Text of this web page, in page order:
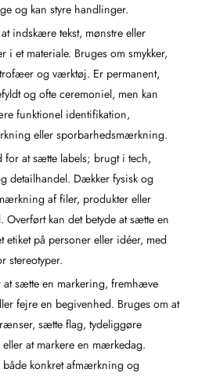
og kan styre handlinger.
at indskære tekst, mønstre eller
i et materiale. Bruges om smykker,
og værktøj. Er permanent,
og ofte ceremoniel, men kan
funktionel identifikation,
eller sporbarhedsmærkning.
for at sætte labels; brugt i tech,
detailhandel. Dækker fysisk og
af filer, produkter eller
Overført kan det betyde at sætte en
etiket på personer eller idéer, med
stereotyper.
at sætte en markering, fremhæve
fejre en begivenhed. Bruges om at
sætte flag, tydeliggøre
at markere en mærkedag.
konkret afmærkning og